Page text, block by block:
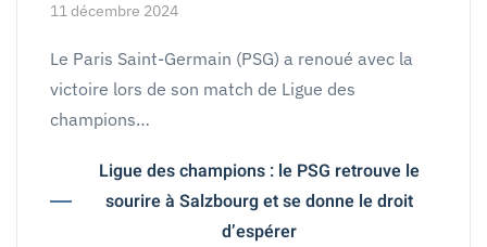
11 décembre 2024
Le Paris Saint-Germain (PSG) a renoué avec la
victoire lors de son match de Ligue des
champions…
Ligue des champions : le PSG retrouve le
sourire à Salzbourg et se donne le droit
d’espérer